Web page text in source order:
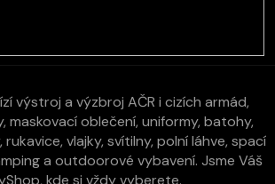
výstroj a výzbroj AČR i cizích armád,
maskovací oblečení, uniformy, batohy,
vlajky, svítilny, polní láhve, spací
a outdoorové vybavení. Jsme Váš
kde si vždy vyberete.